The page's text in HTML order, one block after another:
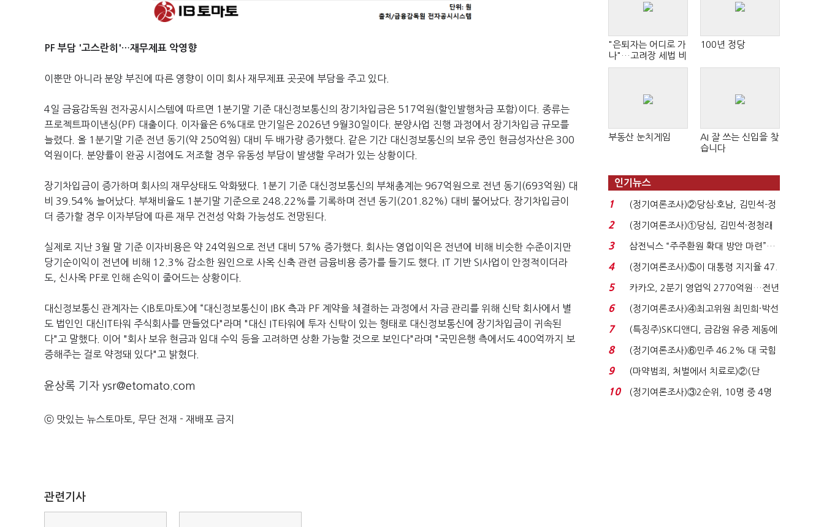
PF 부담 '고스란히'…재무제표 악영향
이뿐만 아니라 분양 부진에 따른 영향이 이미 회사 재무제표 곳곳에 부담을 주고 있다.
4일 금융감독원 전자공시시스템에 따르면 1분기말 기준 대신정보통신의 장기차입금은 517억원(할인발행차금 포함)이다. 종류는
프로젝트파이낸싱(PF) 대출이다. 이자율은 6%대로 만기일은 2026년 9월30일이다. 분양사업 진행 과정에서 장기차입금 규모를
늘렸다. 올 1 분기말 기준 전년 동기 (약 250억원 ) 대비 두 배가량 증가했다. 같은 기간 대신정보통신의 보유 중인 현금성자산은 300
억원이다. 분양률이 완공 시점에도 저조할 경우 유동성 부담이 발생할 우려가 있는 상황이다.
장기차입금이 증가하며 회사의 재무상태도 악화됐다. 1 분기 기준 대신정보통신의 부채총계는 967억원으로 전년 동기 (693억원 ) 대
비 39.54% 늘어났다. 부채비율도 1 분기말 기준으로 248.22%를 기록하며 전년 동기 (201.82%) 대비 불어났다. 장기차입금이
더 증가할 경우 이자부담에 따른 재무 건전성 악화 가능성도 전망된다.
실제로 지난 3월 말 기준 이자비용은 약 24억원으로 전년 대비 57% 증가했다. 회사는 영업이익은 전년에 비해 비슷한 수준이지만
당기순이익이 전년에 비해 12.3% 감소한 원인으로 사옥 신축 관련 금융비용 증가를 들기도 했다. IT 기반 SI사업이 안정적이더라
도, 신사옥 PF로 인해 손익이 줄어드는 상황이다.
대신정보통신 관계자는 <IB토마토>에 “대신정보통신이 IBK 측과 PF 계약을 체결하는 과정에서 자금 관리를 위해 신탁 회사에서 별
도 법인인 대신IT타워 주식회사를 만들었다"라며 "대신 IT타워에 투자 신탁이 있는 형태로 대신정보통신에 장기차입금이 귀속된
다"고 말했다.
이어 "회사 보유 현금과 임대 수익 등을 고려하면 상환 가능할 것으로 보인다"라며 "국민은행 측에서도 400억까지 보
증해주는 걸로 약정돼 있다"고 밝혔다.
윤상록 기자 ysr@etomato.com
ⓒ 맛있는 뉴스토마토, 무단 전재 - 재배포 금지
관련기사
"은퇴자는 어디로 가
나"…고려장 세법 비
판 확산
100년 정당
부동산 눈치게임
AI 잘 쓰는 신입을 찾
습니다
인기뉴스
1
(정기여론조사)②당심·호남, 김민석-정
청래 '초접전'...
2
(정기여론조사)①당심, 김민석·정청래
'초접전'…대통령 ...
3
삼전닉스 “주주환원 확대 방안 마련”…
로이터에 성명...
4
(정기여론조사)⑤이 대통령 지지율 47.
7%…일주일 만에 ...
5
카카오, 2분기 영업익 2770억원…전년
비 36% 증가...
6
(정기여론조사)④최고위원 최민희·박선
원 '양강'…서미...
7
(특징주)SK디앤디, 금감원 유증 제동에
장 초반 상한가...
8
(정기여론조사)⑥민주 46.2% 대 국힘
31.0%…오차범위 밖 ...
9
(마약범죄, 처벌에서 치료로)②(단
독)"마약은 전염병…여성...
10
(정기여론조사)③2순위, 10명 중 4명